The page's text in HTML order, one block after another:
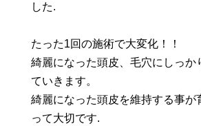
した.
たった1回の施術で大変化！！
綺麗になった頭皮、毛穴にしっか
ていきます。
綺麗になった頭皮を維持する事が
って大切です.